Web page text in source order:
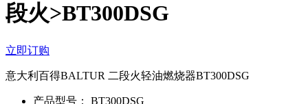
段火>BT300DSG
立即订购
意大利百得BALTUR 二段火轻油燃烧器BT300DSG
产品型号：
BT300DSG